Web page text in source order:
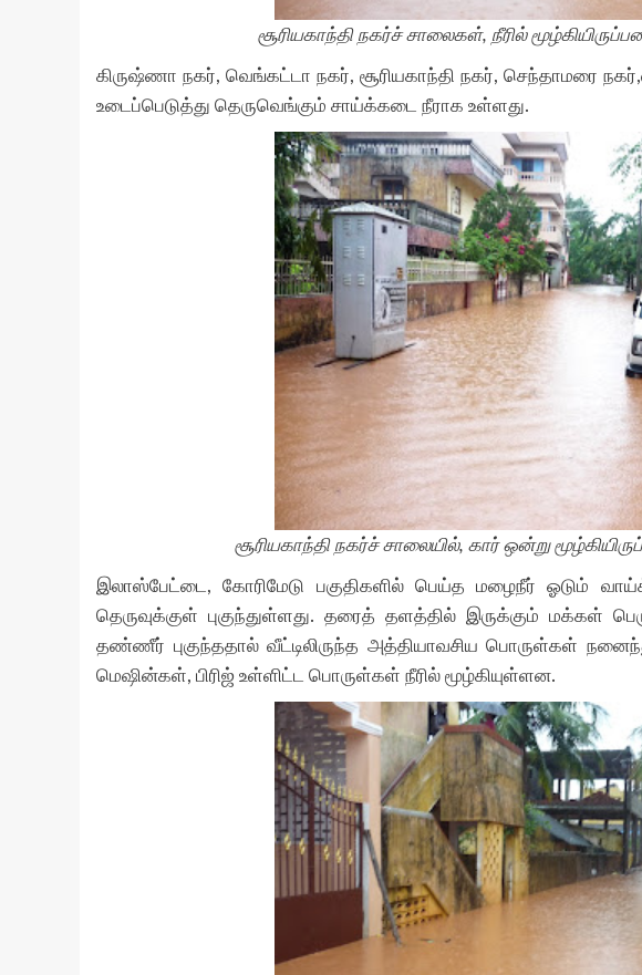
சூரியகாந்தி நகர்ச் சாலைகள், நீரில்
கிருஷ்ணா நகர், வெங்கட்டா நகர், சூரியகாந்தி நகர், செந்தாமரை
உடைப்பெடுத்து தெருவெங்கும் சாய்க்கடை நீராக உள்ளது.
சூரியகாந்தி நகர்ச்சாலையில், கார் ஒன்று
இலாஸ்பேட்டை, கோரிமேடு பகுதிகளில் பெய்த மழைநீர் ஓடும்
தெருவுக்குள் புகுந்துள்ளது. தரைத் தளத்தில் இருக்கும் மக்கள்
தண்ணீர் புகுந்ததால் வீட்டிலிருந்த அத்தியாவசிய பொருள்கள்
மெஷின்கள், பிரிஜ் உள்ளிட்ட பொருள்கள் நீரில் மூழ்கியுள்ளன.